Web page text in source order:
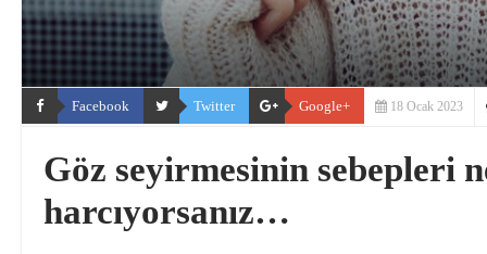
Facebook Twitter Google+ 18 Ocak 2023
Göz seyirmesinin sebepleri
harcıyorsanız…